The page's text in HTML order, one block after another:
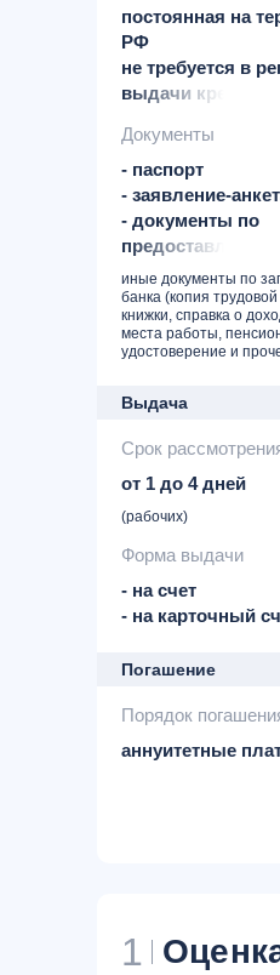
постоянная на
РФ
не требуется в
выдачи кредита
присутствия банка
Документы
- паспорт
- заявление-
- документы по
- свидетельство о
(разводе, смерти
брачный
наличии)
подтверждающие
созаемщика на
иные документы по
банка (копия трудовой
книжки, справка о
места работы,
удостоверение и
Выдача
Срок
от 1 до 4 дней
(рабочих)
Форма выдачи
- на счет
- на карточный
Погашение
Порядок
аннуитетные
1